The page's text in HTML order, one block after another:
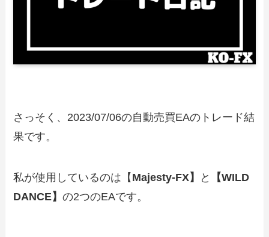
さっそく、2023/07/06の自動売買EAのトレード結
果です。
私が使用しているのは【 Majesty-FX】 と
【WILD
DANCE】の2つのEAです。